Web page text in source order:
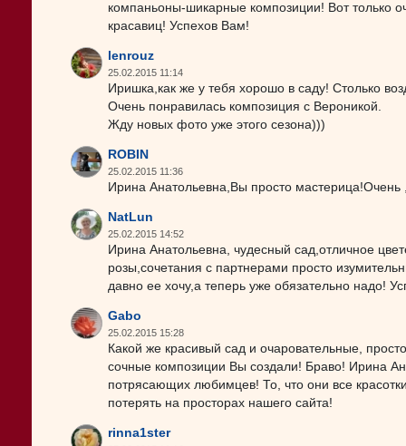
компаньоны-шикарные композиции! Вот только
красавиц! Успехов Вам!
lenrouz
25.02.2015 11:14
Иришка,как же у тебя хорошо в саду! Столько
Очень понравилась композиция с Вероникой.
Жду новых фото уже этого сезона)))
ROBIN
25.02.2015 11:36
Ирина Анатольевна,Вы просто
NatLun
25.02.2015 14:52
Ирина Анатольевна, чудесный сад,отличное
розы,сочетания с партнерами просто
давно ее хочу,а теперь уже обязательно надо!
Gabo
25.02.2015 15:28
Какой же красивый сад и очаровательные,
сочные композиции Вы создали! Браво! Ирина
потрясающих любимцев! То, что они все
потерять на просторах нашего сайта!
rinna1ster